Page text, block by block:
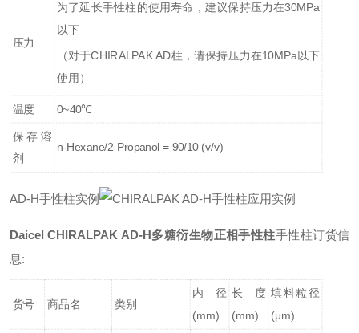
压力
为了延长手性柱的使用寿命，建议保持压力在30MPa
以下
（对于CHIRALPAK AD柱，请保持压力在10MPa以下
使用）
温度 0~40℃
保存溶
剂
n-Hexane/2-Propanol = 90/10 (v/v)
AD-H手性柱实例
DaicelCHIRALPAK AD-H多糖衍生物正相手性柱手性柱订货信
息:
货号 商品名 类别
内径
(mm)
长度
(mm)
填料粒径
(μm)